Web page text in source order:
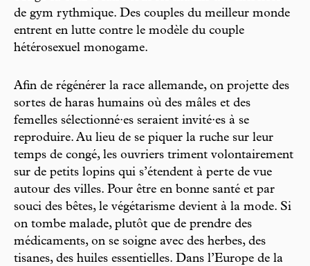
de gym rythmique. Des couples du meilleur monde
entrent en lutte contre le modèle du couple
hétérosexuel monogame.
Afin de régénérer la race allemande, on projette des
sortes de haras humains où des mâles et des
femelles sélectionné·es seraient invité·es à se
reproduire. Au lieu de se piquer la ruche sur leur
temps de congé, les ouvriers triment volontairement
sur de petits lopins qui s’étendent à perte de vue
autour des villes. Pour être en bonne santé et par
souci des bêtes, le végétarisme devient à la mode. Si
on tombe malade, plutôt que de prendre des
médicaments, on se soigne avec des herbes, des
tisanes, des huiles essentielles. Dans l’Europe de la